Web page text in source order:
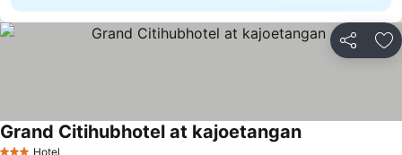
Partilhar
Hotel
Grand Citihubhotel at kajoetangan